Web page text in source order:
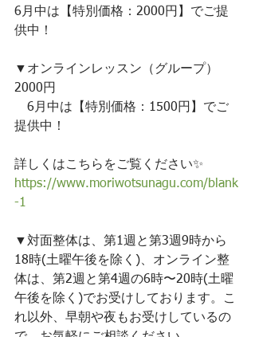
6月中は【特別価格：2000円】でご提
供中！
▼オンラインレッスン（グループ）
2000円
6月中は【特別価格：1500円】でご
提供中！
詳しくはこちらをご覧ください✨
https://www.moriwotsunagu.com/blank
-1
▼対面整体は、第1週と第3週9時から
18時﻿(土曜午後を除く)、オンライン整
体は、第2週と第4週の6時〜20時(土曜
午後を除く)でお受けしております。こ
れ以外、早朝や夜もお受けしているの